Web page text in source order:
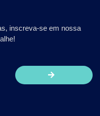
inscreva-se em nossa